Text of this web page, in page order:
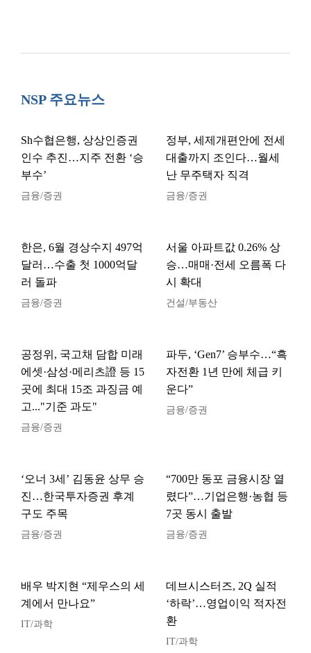
NSP 주요뉴스
Sh수협은행, 상상인증권
인수 추진…지주 전환 ‘승
부수’
금융/증권
정부, 세제개편안에 전세
대출까지 조인다…월세
난 무주택자 직격
금융/증권
한은, 6월 경상수지 497억
달러…수출 첫 1000억달
러 돌파
금융/증권
서울 아파트값 0.26% 상
승…매매·전세 오름폭 다
시 확대
건설/부동산
공정위, 국고채 담합 미래
에셋·삼성·메리츠證 등 15
곳에 최대 15조 과징금 예
고..."기준 과도"
금융/증권
파두, ‘Gen7’ 승부수…“흑
자전환 1년 만에 체급 키
운다”
금융/증권
‘오너 3세’ 김동윤 상무 승
진…한국투자증권 후계
구도 주목
금융/증권
“700만 동포 금융시장 열
렸다”…기업은행·농협 등
7곳 동시 출발
금융/증권
배우 박지현 “제우스의 세
계에서 만나요”
IT/과학
데브시스터즈, 2Q 실적
‘하락’…영업이익 적자전
환
IT/과학